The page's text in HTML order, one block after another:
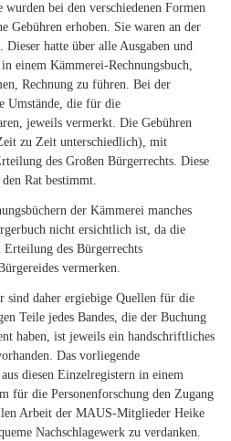
bei den verschiedenen Formen
Gebühren erhoben. Sie waren an der
Dieser hatte über alle Ausgaben und
einem Kämmerei-Rechnungsbuch,
Rechnung zu führen. Bei der
Umstände, die für die
jeweils vermerkt. Die Gebühren
zu Zeit unterschiedlich), mit
des Großen Bürgerrechts. Diese
Rat bestimmt.
der Kämmerei manches
nicht ersichtlich ist, da die
des Bürgerrechts
vermerken.
sind daher ergiebige Quellen für die
Teile jedes Bandes, die der Buchung
haben, ist jeweils ein handschriftliches
Das vorliegende
diesen Einzelregistern in einem
für die Personenforschung den Zugang
Arbeit der MAUS-Mitglieder Heike
Nachschlagewerk zu verdanken.